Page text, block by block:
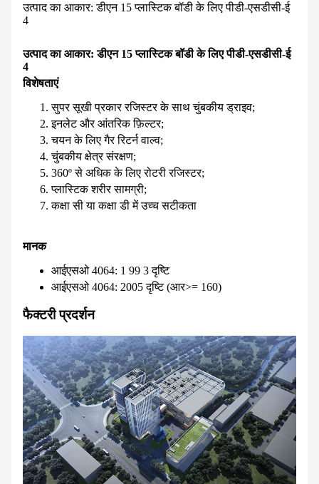
उत्पाद का आकार: डीएन 15 प्लास्टिक बॉडी के लिए पीडी-एसडीसी-ई
4
उत्पाद का आकार: डीएन 15 प्लास्टिक बॉडी के लिए पीडी-एसडीसी-ई
4
विशेषताएं
सुपर सूखी प्रकार रजिस्टर के साथ चुंबकीय ड्राइव;
इनलेट और आंतरिक फ़िल्टर;
चयन के लिए गैर रिटर्न वाल्व;
चुंबकीय क्षेत्र संरक्षण;
360º से अधिक के लिए रोटरी रजिस्टर;
प्लास्टिक शरीर सामग्री;
कक्षा सी या कक्षा डी में उच्च सटीकता
मानक
आईएसओ 4064: 1 99 3 दृष्टि
आईएसओ 4064: 2005 दृष्टि (आर>= 160)
फैक्टरी प्रदर्शन